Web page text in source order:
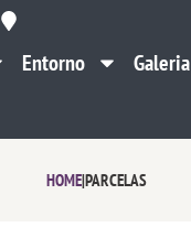
Entorno Galeria
HOME|PARCELAS